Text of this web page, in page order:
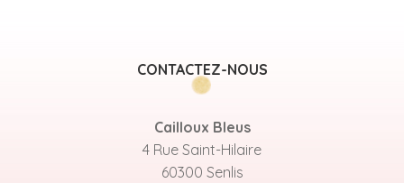
CONTACTEZ-NOUS
Cailloux Bleus
4 Rue Saint-Hilaire
60300 Senlis